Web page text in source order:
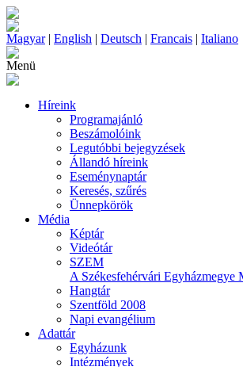
Magyar| English | Deutsch | Francais | Italiano
Menü
Híreink
Programajánló
Beszámolóink
Legutóbbi bejegyzések
Állandó híreink
Eseménynaptár
Keresés, szűrés
Ünnepkörök
Média
Képtár
Videótár
SZEM
A Székesfehérvári Egyházmegye
Hangtár
Szentföld 2008
Napi evangélium
Adattár
Egyházunk
Intézmények